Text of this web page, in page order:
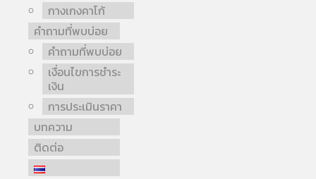
กางเกงคาโก้
คำถามที่พบบ่อย
คำถามที่พบบ่อย
เงื่อนไขการชำระ
เงิน
การประเมินราคา
บทความ
ติดต่อ